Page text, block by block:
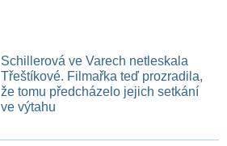
Schillerová ve Varech netleskala
Třeštíkové. Filmařka teď prozradila,
že tomu předcházelo jejich setkání
ve výtahu